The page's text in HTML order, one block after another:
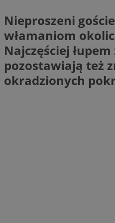
Nieproszeni
włamaniom
Najczęściej
pozostawiają też
okradzionych